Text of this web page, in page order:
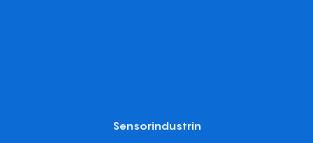
Sensorindustrin